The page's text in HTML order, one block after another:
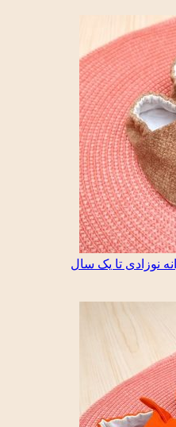
نوزادی تا یک سال